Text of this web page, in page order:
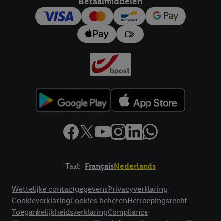
Taal: FrançaisNederlands
Wettelijke contactgegevensPrivacyverklaring
CookieverklaringCookies beherenHerroepingsrecht
ToegankelijkheidsverklaringCompliance
trekken, vindt u in onzeprivacyverklaring.Je vindt het
impressum hier.